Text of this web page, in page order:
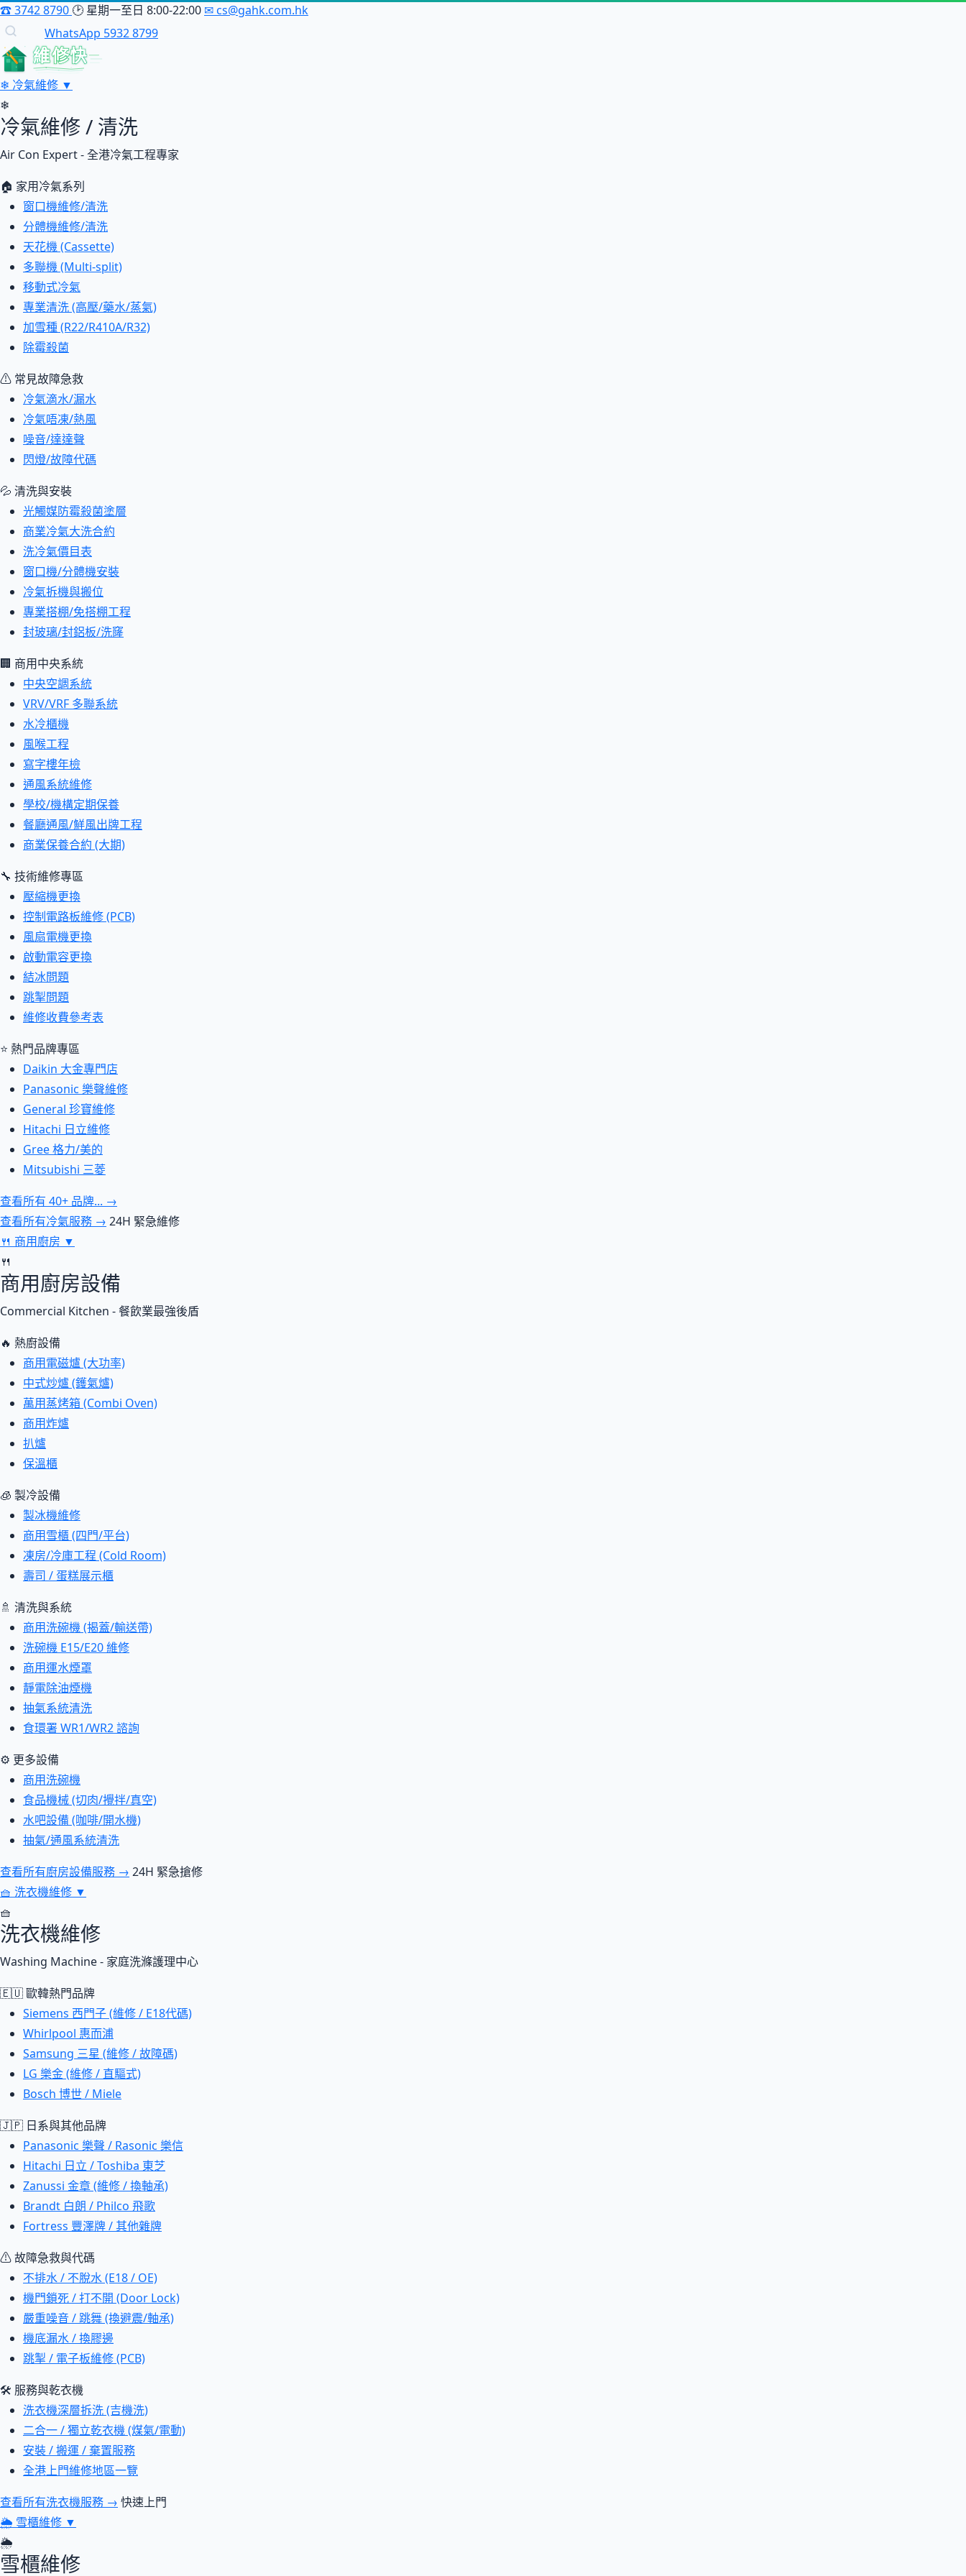
☎3742 8790 🕑 星期一至日 8:00-22:00 ✉cs@gahk.com.hk
WhatsApp 5932 8799
維修快
❄ 冷氣維修 ▼
❄
冷氣維修 / 清洗
Air Con Expert - 全港冷氣工程專家
🏠 家用冷氣系列
窗口機維修/清洗
分體機維修/清洗
天花機 (Cassette)
多聯機 (Multi-split)
移動式冷氣
專業清洗 (高壓/藥水/蒸氣)
加雪種 (R22/R410A/R32)
除霉殺菌
⚠ 常見故障急救
冷氣滴水/漏水
冷氣唔凍/熱風
噪音/達達聲
閃燈/故障代碼
💦 清洗與安裝
光觸媒防霉殺菌塗層
商業冷氣大洗合約
洗冷氣價目表
窗口機/分體機安裝
冷氣拆機與搬位
專業搭棚/免搭棚工程
封玻璃/封鋁板/洗窿
🏢 商用中央系統
中央空調系統
VRV/VRF 多聯系統
水冷櫃機
風喉工程
寫字樓年檢
通風系統維修
學校/機構定期保養
餐廳通風/鮮風出牌工程
商業保養合約 (大期)
🔧 技術維修專區
壓縮機更換
控制電路板維修 (PCB)
風扇電機更換
啟動電容更換
結冰問題
跳掣問題
維修收費參考表
⭐ 熱門品牌專區
Daikin 大金專門店
Panasonic 樂聲維修
General 珍寶維修
Hitachi 日立維修
Gree 格力/美的
Mitsubishi 三菱
查看所有 40+ 品牌... →
查看所有冷氣服務 → 24H 緊急維修
🍴 商用廚房 ▼
🍴
商用廚房設備
Commercial Kitchen - 餐飲業最強後盾
🔥 熱廚設備
商用電磁爐 (大功率)
中式炒爐 (鑊氣爐)
萬用蒸烤箱 (Combi Oven)
商用炸爐
扒爐
保溫櫃
🧊 製冷設備
製冰機維修
商用雪櫃 (四門/平台)
凍房/冷庫工程 (Cold Room)
壽司 / 蛋糕展示櫃
🚿 清洗與系統
商用洗碗機 (揭蓋/輸送帶)
洗碗機 E15/E20 維修
商用運水煙罩
靜電除油煙機
抽氣系統清洗
食環署 WR1/WR2 諮詢
⚙ 更多設備
商用洗碗機
食品機械 (切肉/攪拌/真空)
水吧設備 (咖啡/開水機)
抽氣/通風系統清洗
查看所有廚房設備服務 → 24H 緊急搶修
🧺 洗衣機維修 ▼
🧺
洗衣機維修
Washing Machine - 家庭洗滌護理中心
🇪🇺 歐韓熱門品牌
Siemens 西門子 (維修 / E18代碼)
Whirlpool 惠而浦
Samsung 三星 (維修 / 故障碼)
LG 樂金 (維修 / 直驅式)
Bosch 博世 / Miele
🇯🇵 日系與其他品牌
Panasonic 樂聲 / Rasonic 樂信
Hitachi 日立 / Toshiba 東芝
Zanussi 金章 (維修 / 換軸承)
Brandt 白朗 / Philco 飛歌
Fortress 豐澤牌 / 其他雜牌
⚠ 故障急救與代碼
不排水 / 不脫水 (E18 / OE)
機門鎖死 / 打不開 (Door Lock)
嚴重噪音 / 跳舞 (換避震/軸承)
機底漏水 / 換膠邊
跳掣 / 電子板維修 (PCB)
🛠 服務與乾衣機
洗衣機深層拆洗 (吉機洗)
二合一 / 獨立乾衣機 (煤氣/電動)
安裝 / 搬運 / 棄置服務
全港上門維修地區一覽
查看所有洗衣機服務 → 快速上門
🌦 雪櫃維修 ▼
🌦
雪櫃維修